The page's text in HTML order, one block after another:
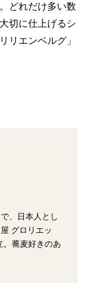
どれだけ多い数
切に仕上げるシ
リエンベルグ」
、日本人とし
グロリエッ
。蕎麦好きのあ